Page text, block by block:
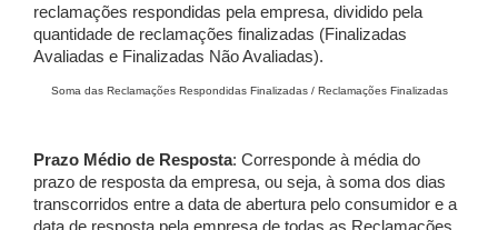
reclamações respondidas pela empresa, dividido pela
quantidade de reclamações finalizadas (Finalizadas
Avaliadas e Finalizadas Não Avaliadas).
Soma das Reclamações Respondidas Finalizadas / Reclamações Finalizadas
Prazo Médio de Resposta: Corresponde à média do
prazo de resposta da empresa, ou seja, à soma dos dias
transcorridos entre a data de abertura pelo consumidor e a